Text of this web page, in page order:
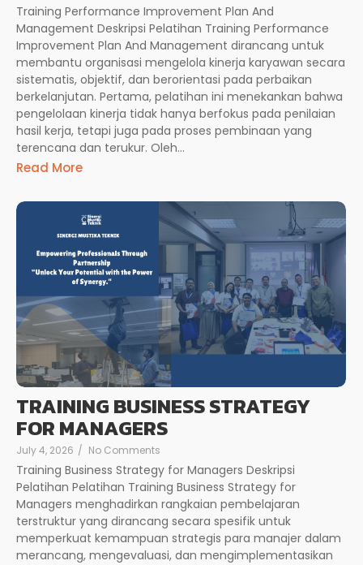
Training Performance Improvement Plan And
Management Deskripsi Pelatihan Training Performance
Improvement Plan And Management dirancang untuk
membantu organisasi mengelola kinerja karyawan secara
sistematis, objektif, dan berorientasi pada perbaikan
berkelanjutan. Pertama, pelatihan ini menekankan bahwa
pengelolaan kinerja tidak hanya berfokus pada penilaian
hasil kerja, tetapi juga pada proses pembinaan yang
terencana dan terukur. Oleh...
Read More
TRAINING BUSINESS STRATEGY
FOR MANAGERS
July 4, 2026 / No Comments
Training Business Strategy for Managers Deskripsi
Pelatihan Pelatihan Training Business Strategy for
Managers menghadirkan rangkaian pembelajaran
terstruktur yang dirancang secara spesifik untuk
memperkuat kemampuan strategis para manajer dalam
merancang, mengevaluasi, dan mengimplementasikan